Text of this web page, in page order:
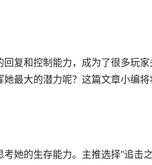
复和控制能力，成为了很多玩
最大的潜力呢？这篇文章小编
她的生存能力。主推选择“追击